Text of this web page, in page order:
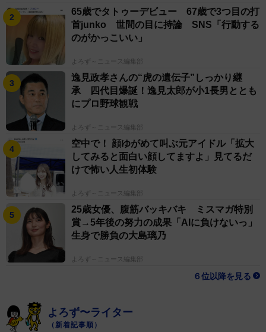
65歳でタトゥーデビュー 67歳で3つ目の打
首junko 世間の目に持論 SNS「行動する
のがかっこいい」
よろず～ニュース編集部
逸見政孝さんの“虎の遺伝子”しっかり継
承 四代目爆誕！逸見太郎が小1長男ととも
にプロ野球観戦
よろず～ニュース編集部
空中で！ 顔ゆがめて叫ぶ元アイドル「拡大
してみると面白い顔してますよ」見てるだ
けで怖い人生初体験
よろず～ニュース編集部
25歳女優、腹筋バッキバキ ミスマガ特別
賞→5年後の努力の成果「AIに負けないっ」
生身で勝負の大島璃乃
よろず～ニュース編集部
６位以降を見る
よろず〜ライター
（新着記事順）